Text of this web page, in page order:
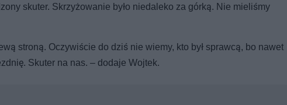
skuter. Skrzyżowanie było niedaleko za górką. Nie mieliśmy
stroną. Oczywiście do dziś nie wiemy, kto był sprawcą, bo nawet
Skuter na nas. – dodaje Wojtek.